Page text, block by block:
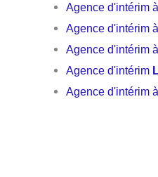
Agence d'intérim à
Agence d'intérim à
Agence d'intérim
Agence d'intérim
Agence d'intérim à